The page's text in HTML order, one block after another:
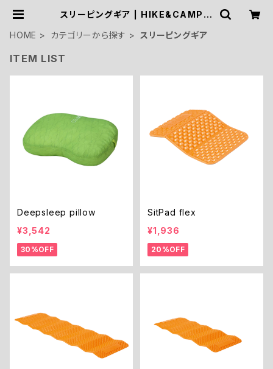
スリーピングギア | HIKE&CAMP S
HOME
カテゴリーから探す スリーピングギア
ITEM LIST
Deepsleep pillow
¥3,542
30%OFF
SitPad flex
¥1,936
20%OFF